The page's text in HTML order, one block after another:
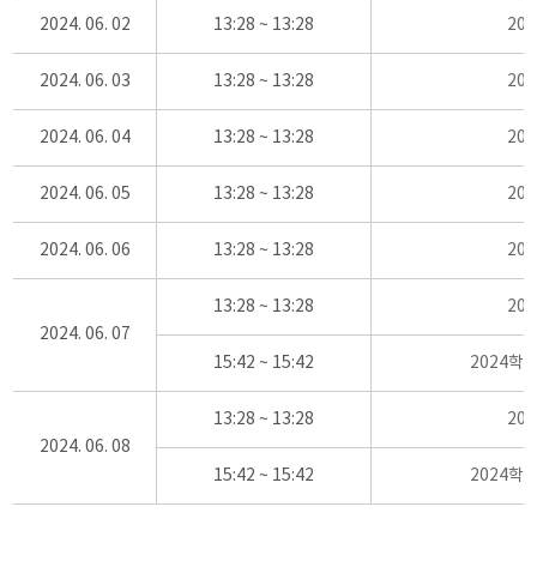
2024. 06. 02 13:28 ~ 13:28
2024. 06. 03 13:28 ~ 13:28
2024. 06. 04 13:28 ~ 13:28
2024. 06. 05 13:28 ~ 13:28
2024. 06. 06 13:28 ~ 13:28
2024. 06. 07
13:28 ~ 13:28
15:42 ~ 15:42 2024학
2024. 06. 08
13:28 ~ 13:28
15:42 ~ 15:42 2024학